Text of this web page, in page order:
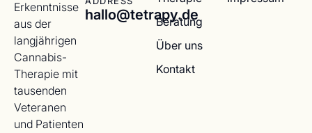
Erkenntnisse
aus der
langjährigen
Cannabis-
Therapie mit
tausenden
Veteranen
und Patienten
hallo@tetrapy.de
Beratung
Über uns
Kontakt